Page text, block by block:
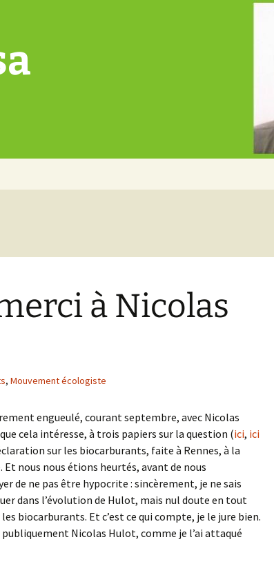
à Nicolas
, Mouvement écologiste
engueulé, courant septembre, avec Nicolas
cela intéresse, à trois papiers sur la question (ici, ici
sur les biocarburants, faite à Rennes, à la
nous nous étions heurtés, avant de nous
de ne pas être hypocrite : sincèrement, je ne sais
dans l’évolution de Hulot, mais nul doute en tout
biocarburants. Et c’est ce qui compte, je le jure bien.
publiquement Nicolas Hulot, comme je l’ai attaqué